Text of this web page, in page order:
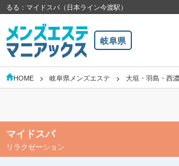
るる：マイドスパ（日本ライン今渡駅）
岐阜県
HOME 岐阜県メンズエステ 大垣・羽島・西
マイドスパ
リラクゼーション